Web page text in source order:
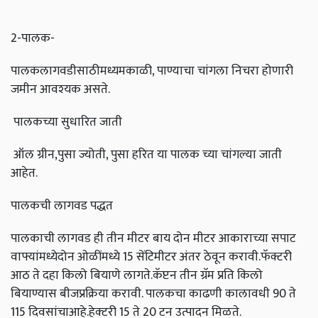
2-पालक-
पालकलागवडीसाठीमध्यमकाळी, पाण्याचा चांगला निचरा होणारी
जमीन आवश्‍यक असते.
पालकच्या सुधारित जाती
ऑल ग्रीन,पुसा ज्योती, पुसा हरित या पालक च्या चांगल्या जाती
आहेत.
पालकची लागवड पद्धत
पालकाची लागवड ही तीन मीटर बाय दोन मीटर आकाराच्या सपाट
वाफ्यांमध्येदोन ओळींमध्ये 15 सेंटिमीटर अंतर ठेवून करावी.फॅक्टरी
आठ ते दहा किलो बियाणे लागते.कॅप्टन तीन ग्रॅम प्रति किलो
बियाण्यास बीजप्रक्रिया करावी. पालकचा काढणी कालावधी 90 ते
115 दिवसांचाआहे.हेक्‍टरी 15 ते 20 टन उत्पादन मिळते.